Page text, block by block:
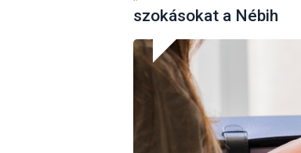
szokásokat a Nébih